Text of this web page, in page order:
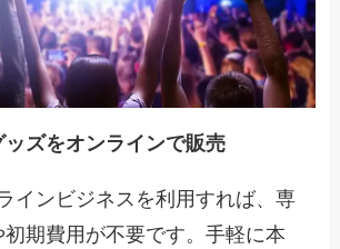
ズをオンラインで販売
インビジネスを利用すれば、専
初期費用が不要です。手軽に本